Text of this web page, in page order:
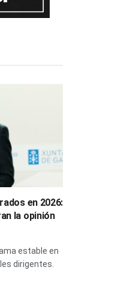
en 2026:
la opinión
estable en
dirigentes.